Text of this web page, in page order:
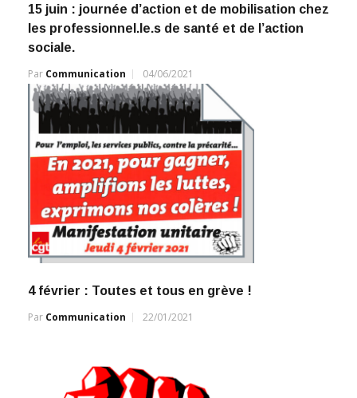
15 juin : journée d’action et de mobilisation chez
les professionnel.le.s de santé et de l’action
sociale.
Par Communication 04/06/2021
4 février : Toutes et tous en grève !
Par Communication 22/01/2021